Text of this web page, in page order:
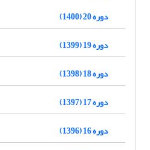
دوره 20 (1400)
دوره 19 (1399)
دوره 18 (1398)
دوره 17 (1397)
دوره 16 (1396)